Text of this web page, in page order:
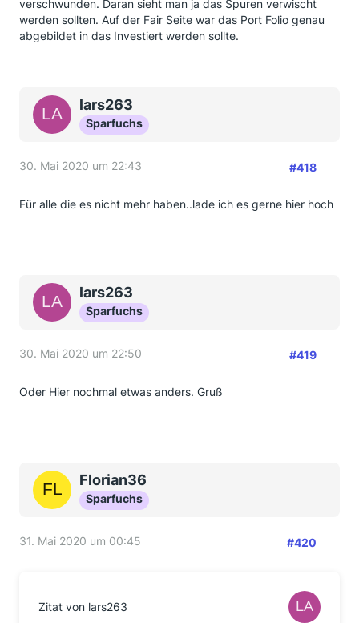
verschwunden. Daran sieht man ja das Spuren verwischt
werden sollten. Auf der Fair Seite war das Port Folio genau
abgebildet in das Investiert werden sollte.
lars263
Sparfuchs
30. Mai 2020 um 22:43 #418
Für alle die es nicht mehr haben..lade ich es gerne hier hoch
lars263
Sparfuchs
30. Mai 2020 um 22:50 #419
Oder Hier nochmal etwas anders. Gruß
Florian36
Sparfuchs
31. Mai 2020 um 00:45 #420
Zitat von lars263